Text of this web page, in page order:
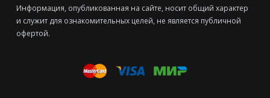
Информация, опубликованная на сайте, носит общий характер
и служит для ознакомительных целей, не является публичной
офертой.